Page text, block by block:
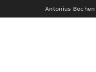
Antonius Bechen